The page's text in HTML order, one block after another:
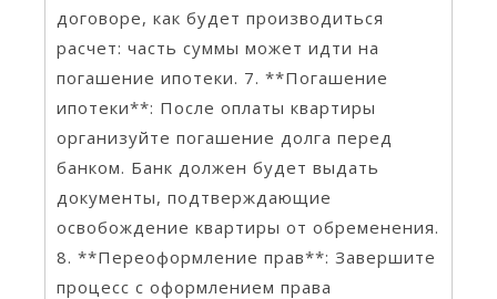
договоре, как будет производиться
расчет: часть суммы может идти на
погашение ипотеки. 7. **Погашение
ипотеки**: После оплаты квартиры
организуйте погашение долга перед
банком. Банк должен будет выдать
документы, подтверждающие
освобождение квартиры от обременения.
8. **Переоформление прав**: Завершите
процесс с оформлением права